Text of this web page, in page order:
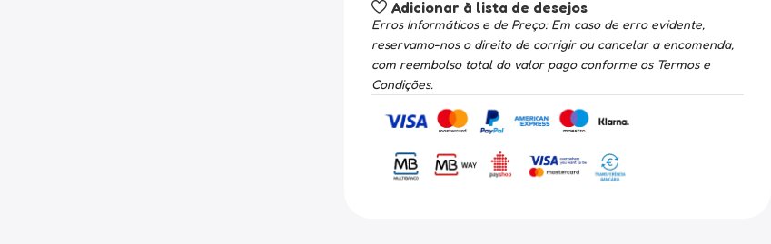
Adicionar à lista de desejos
Erros Informáticos e de Preço: Em caso de erro evidente,
reservamo-nos o direito de corrigir ou cancelar a encomenda,
com reembolso total do valor pago conforme os Termos e
Condições.